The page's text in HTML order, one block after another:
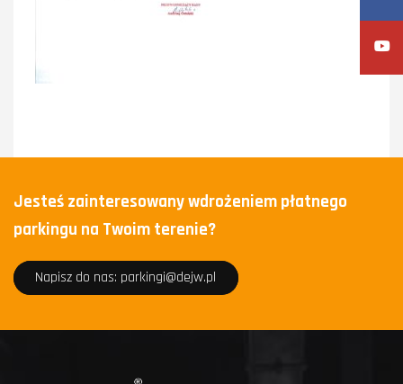
Jesteś zainteresowany wdrożeniem płatnego
parkingu na Twoim terenie?
Napisz do nas: parkingi@dejw.pl